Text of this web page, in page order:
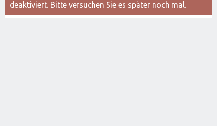
deaktiviert. Bitte versuchen Sie es später noch mal.